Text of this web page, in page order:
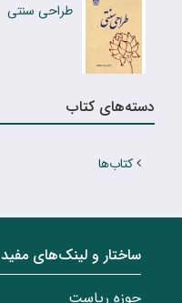
طراحی سنتی
دسته‌های کتاب
کتاب‌ها
ساختار‌‌ و‌‌ لینک‌های مفید
حوزه ریاست